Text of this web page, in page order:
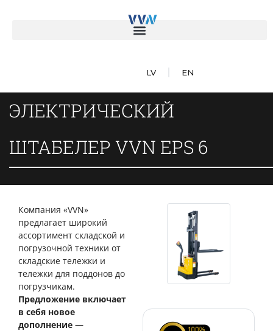
LV EN
ЭЛЕКТРИЧЕСКИЙ
ШТАБЕЛЕР VVN EPS 6
Компания «VVN»
предлагает широкий
ассортимент складской и
погрузочной техники от
складские тележки и
тележки для поддонов до
погрузчикам.
Предложение включает
в себя новое
дополнение —